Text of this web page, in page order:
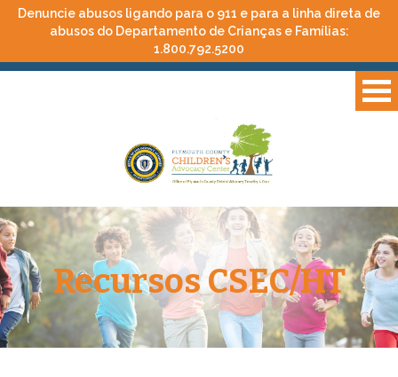
Denuncie abusos ligando para o 911 e para a linha direta de
abusos do Departamento de Crianças e Famílias:
1.800.792.5200
Recursos CSEC/HT